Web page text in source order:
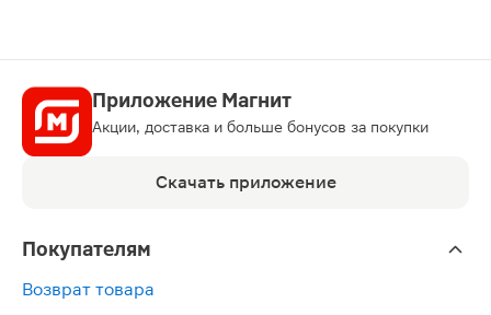
Приложение Магнит
Акции, доставка и больше бонусов за покупки
Скачать приложение
Покупателям
Возврат товара